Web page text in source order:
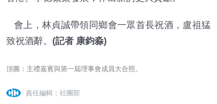
會上，林貞誠帶領同鄉會一眾首長祝酒，盧祖猛
致祝酒辭。 (記者 康鈞淼)
頂圖：主禮嘉賓與第一屆理事會成員大合照。
責任編輯：社團部